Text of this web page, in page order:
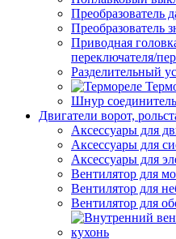
Преобразователь
Преобразователь
Приводная
переключателя/
Разделительный
Шнур
Двигатели ворот,
Аксессуары для
Аксессуары для
Аксессуары для
Вентилятор для
Вентилятор для
Вентилятор для